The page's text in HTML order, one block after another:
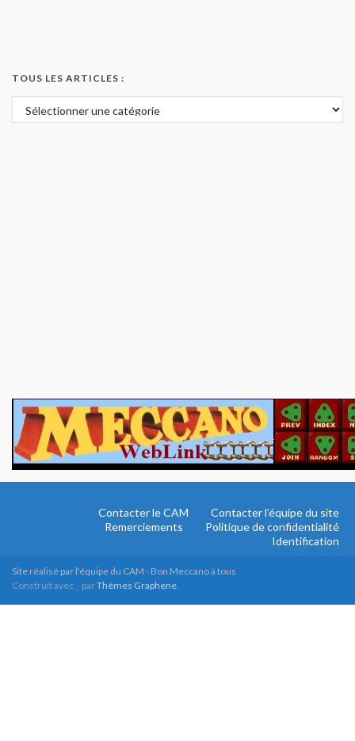
TOUS LES ARTICLES :
Tous les articles :
Contacter le CAM
Contacter l’équipe du site
Remerciements
Politique de confidentialité
Identification
Site réalisé par l'équipe du CAM - Bon Meccano à tous
Construit avec
parThèmes Graphene.